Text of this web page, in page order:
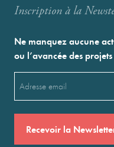
Inscription à la
Ne manquez aucune
ou l’avancée des
(Nécessaire)